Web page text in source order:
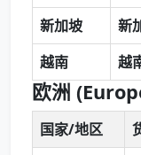
新加坡
新
越南
越
欧洲
国家/地区